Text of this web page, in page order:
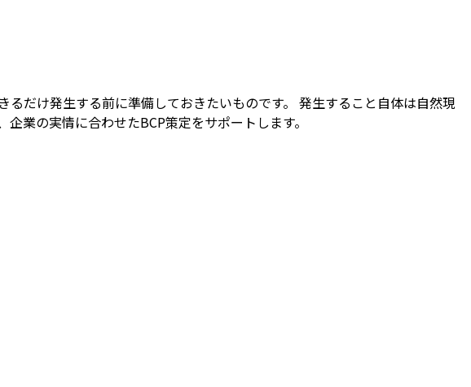
だけ発生する前に準備しておきたいものです。 発生すること自体は自然現
業の実情に合わせたBCP策定をサポートします。